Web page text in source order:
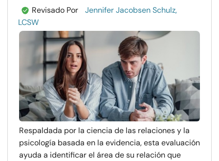
Revisado Por
Jennifer Jacobsen Schulz,
LCSW
Respaldada por la ciencia de las relaciones y la
psicología basada en la evidencia, esta evaluación
ayuda a identificar el área de su relación que